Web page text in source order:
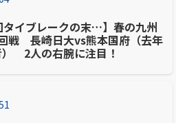
タイブレークの末…】春の九州
戦 長崎日大vs熊本国府（去年
2人の右腕に注目！